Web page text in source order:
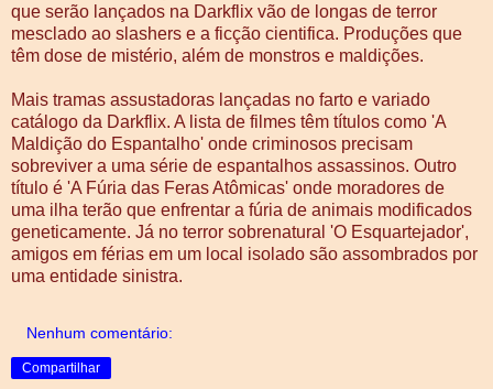
que serão lançados na Darkflix vão de longas de terror
mesclado ao slashers e a ficção cientifica. Produções que
têm dose de mistério, além de monstros e maldições.
Mais tramas assustadoras lançadas no farto e variado
catálogo da Darkflix. A lista de filmes têm títulos como 'A
Maldição do Espantalho' onde criminosos precisam
sobreviver a uma série de espantalhos assassinos. Outro
título é 'A Fúria das Feras Atômicas' onde moradores de
uma ilha terão que enfrentar a fúria de animais modificados
geneticamente. Já no terror sobrenatural 'O Esquartejador',
amigos em férias em um local isolado são assombrados por
uma entidade sinistra.
Nenhum comentário:
Compartilhar